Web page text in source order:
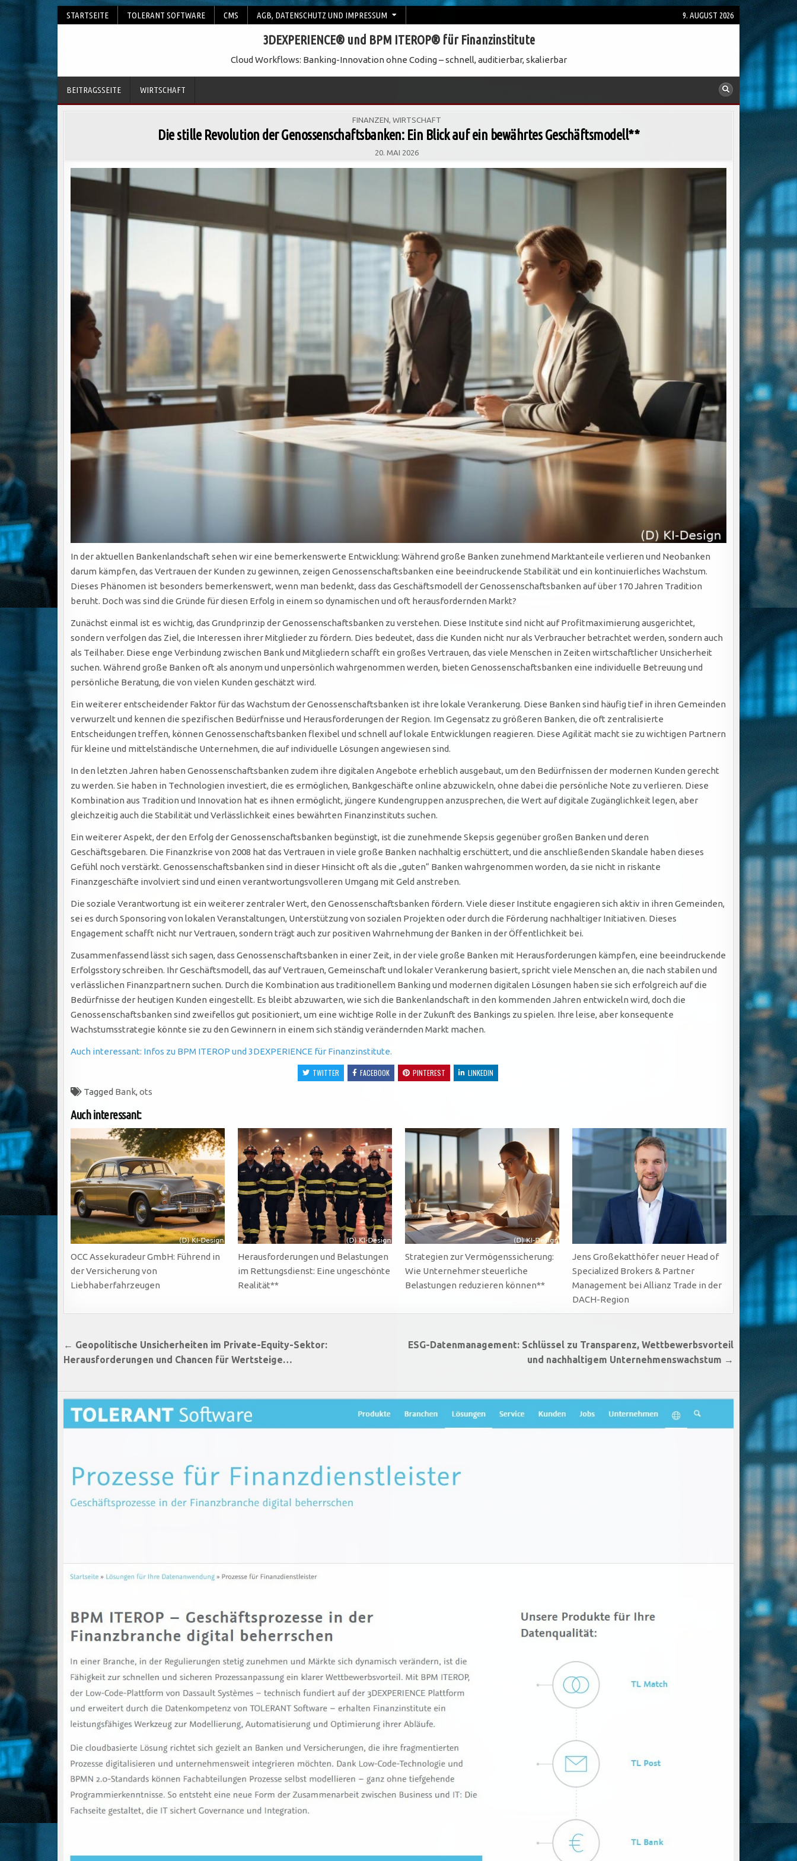
STARTSEITE TOLERANT SOFTWARE CMS AGB, DATENSCHUTZ UND IMPRESSUM 9. AUGUST 2026
3DEXPERIENCE® und BPM ITEROP® für Finanzinstitute
Cloud Workflows: Banking-Innovation ohne Coding – schnell, auditierbar, skalierbar
BEITRAGSSEITE WIRTSCHAFT
POSTED
IN
FINANZEN WIRTSCHAFT
Die stille Revolution der Genossenschaftsbanken: Ein Blick auf ein bewährtes Geschäftsmodell**
20. MAI 2026
In der aktuellen Bankenlandschaft sehen wir eine bemerkenswerte Entwicklung: Während große Banken zunehmend Marktanteile verlieren und Neobanken
darum kämpfen, das Vertrauen der Kunden zu gewinnen, zeigen Genossenschaftsbanken eine beeindruckende Stabilität und ein kontinuierliches Wachstum.
Dieses Phänomen ist besonders bemerkenswert, wenn man bedenkt, dass das Geschäftsmodell der Genossenschaftsbanken auf über 170 Jahren Tradition
beruht. Doch was sind die Gründe für diesen Erfolg in einem so dynamischen und oft herausfordernden Markt?
Zunächst einmal ist es wichtig, das Grundprinzip der Genossenschaftsbanken zu verstehen. Diese Institute sind nicht auf Profitmaximierung ausgerichtet,
sondern verfolgen das Ziel, die Interessen ihrer Mitglieder zu fördern. Dies bedeutet, dass die Kunden nicht nur als Verbraucher betrachtet werden, sondern auch
als Teilhaber. Diese enge Verbindung zwischen Bank und Mitgliedern schafft ein großes Vertrauen, das viele Menschen in Zeiten wirtschaftlicher Unsicherheit
suchen. Während große Banken oft als anonym und unpersönlich wahrgenommen werden, bieten Genossenschaftsbanken eine individuelle Betreuung und
persönliche Beratung, die von vielen Kunden geschätzt wird.
Ein weiterer entscheidender Faktor für das Wachstum der Genossenschaftsbanken ist ihre lokale Verankerung. Diese Banken sind häufig tief in ihren Gemeinden
verwurzelt und kennen die spezifischen Bedürfnisse und Herausforderungen der Region. Im Gegensatz zu größeren Banken, die oft zentralisierte
Entscheidungen treffen, können Genossenschaftsbanken flexibel und schnell auf lokale Entwicklungen reagieren. Diese Agilität macht sie zu wichtigen Partnern
für kleine und mittelständische Unternehmen, die auf individuelle Lösungen angewiesen sind.
In den letzten Jahren haben Genossenschaftsbanken zudem ihre digitalen Angebote erheblich ausgebaut, um den Bedürfnissen der modernen Kunden gerecht
zu werden. Sie haben in Technologien investiert, die es ermöglichen, Bankgeschäfte online abzuwickeln, ohne dabei die persönliche Note zu verlieren. Diese
Kombination aus Tradition und Innovation hat es ihnen ermöglicht, jüngere Kundengruppen anzusprechen, die Wert auf digitale Zugänglichkeit legen, aber
gleichzeitig auch die Stabilität und Verlässlichkeit eines bewährten Finanzinstituts suchen.
Ein weiterer Aspekt, der den Erfolg der Genossenschaftsbanken begünstigt, ist die zunehmende Skepsis gegenüber großen Banken und deren
Geschäftsgebaren. Die Finanzkrise von 2008 hat das Vertrauen in viele große Banken nachhaltig erschüttert, und die anschließenden Skandale haben dieses
Gefühl noch verstärkt. Genossenschaftsbanken sind in dieser Hinsicht oft als die „guten“ Banken wahrgenommen worden, da sie nicht in riskante
Finanzgeschäfte involviert sind und einen verantwortungsvolleren Umgang mit Geld anstreben.
Die soziale Verantwortung ist ein weiterer zentraler Wert, den Genossenschaftsbanken fördern. Viele dieser Institute engagieren sich aktiv in ihren Gemeinden,
sei es durch Sponsoring von lokalen Veranstaltungen, Unterstützung von sozialen Projekten oder durch die Förderung nachhaltiger Initiativen. Dieses
Engagement schafft nicht nur Vertrauen, sondern trägt auch zur positiven Wahrnehmung der Banken in der Öffentlichkeit bei.
Zusammenfassend lässt sich sagen, dass Genossenschaftsbanken in einer Zeit, in der viele große Banken mit Herausforderungen kämpfen, eine beeindruckende
Erfolgsstory schreiben. Ihr Geschäftsmodell, das auf Vertrauen, Gemeinschaft und lokaler Verankerung basiert, spricht viele Menschen an, die nach stabilen und
verlässlichen Finanzpartnern suchen. Durch die Kombination aus traditionellem Banking und modernen digitalen Lösungen haben sie sich erfolgreich auf die
Bedürfnisse der heutigen Kunden eingestellt. Es bleibt abzuwarten, wie sich die Bankenlandschaft in den kommenden Jahren entwickeln wird, doch die
Genossenschaftsbanken sind zweifellos gut positioniert, um eine wichtige Rolle in der Zukunft des Bankings zu spielen. Ihre leise, aber konsequente
Wachstumsstrategie könnte sie zu den Gewinnern in einem sich ständig verändernden Markt machen.
Auch interessant: Infos zu BPM ITEROP und 3DEXPERIENCE für Finanzinstitute.
TWITTER FACEBOOK PINTEREST
LINKEDIN
Tagged Bank, ots
Auch interessant:
OCC Assekuradeur GmbH: Führend in
der Versicherung von
Liebhaberfahrzeugen
Herausforderungen und Belastungen
im Rettungsdienst: Eine ungeschönte
Realität**
Strategien zur Vermögenssicherung:
Wie Unternehmer steuerliche
Belastungen reduzieren können**
Jens Großekatthöfer neuer Head of
Specialized Brokers & Partner
Management bei Allianz Trade in der
DACH-Region
Beitragsnavigation
ESG-Datenmanagement: Schlüssel zu Transparenz, Wettbewerbsvorteil
und nachhaltigem Unternehmenswachstum →
← Geopolitische Unsicherheiten im Private-Equity-Sektor:
Herausforderungen und Chancen für Wertsteige…